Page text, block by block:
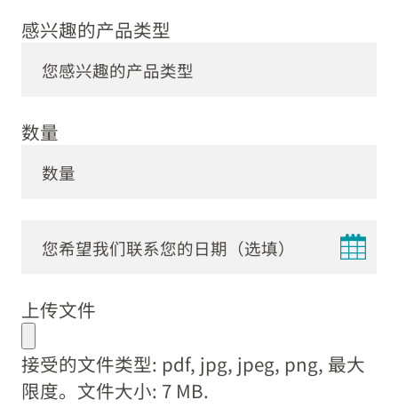
感兴趣的产品类型
数量
DD
MM
YYYY
上传文件
接受的文件类型: pdf, jpg, jpeg, png, 最大
限度。文件大小: 7 MB.